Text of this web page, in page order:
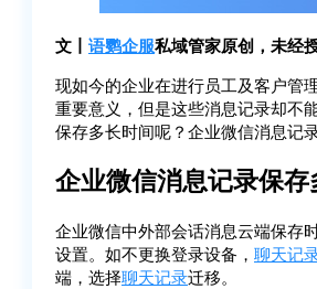
文丨 语鹦企服私域管家原创，未经
现如今的企业在进行员工及客户管
重要意义，但是这些消息记录却不
保存多长时间呢？企业微信消息记
企业微信消息记录保存
企业微信中外部会话消息云端保存
设置。如不更换登录设备， 聊天记
端，选择聊天记录迁移。